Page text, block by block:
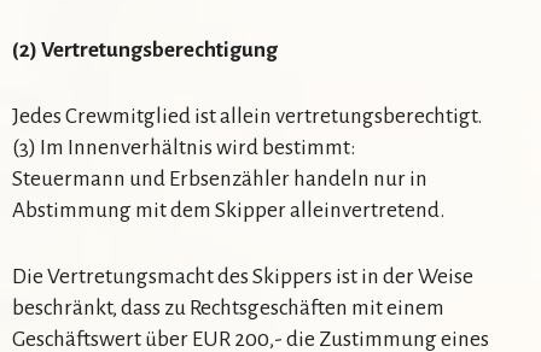
(2) Vertretungsberechtigung
Jedes Crewmitglied ist allein vertretungsberechtigt.
(3) Im Innenverhältnis wird bestimmt:
Steuermann und Erbsenzähler handeln nur in
Abstimmung mit dem Skipper alleinvertretend.
Die Vertretungsmacht des Skippers ist in der Weise
beschränkt, dass zu Rechtsgeschäften mit einem
Geschäftswert über EUR 200,- die Zustimmung eines